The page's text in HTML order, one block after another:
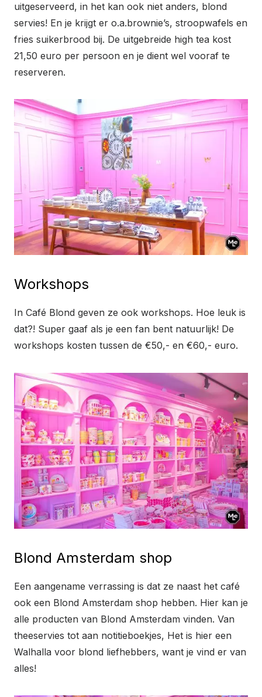
uitgeserveerd, in het kan ook niet anders, blond
servies! En je krijgt er o.a.brownie’s, stroopwafels en
fries suikerbrood bij. De uitgebreide high tea kost
21,50 euro per persoon en je dient wel vooraf te
reserveren.
Workshops
In Café Blond geven ze ook workshops. Hoe leuk is
dat?! Super gaaf als je een fan bent natuurlijk! De
workshops kosten tussen de €50,- en €60,- euro.
Blond Amsterdam shop
Een aangename verrassing is dat ze naast het café
ook een Blond Amsterdam shop hebben. Hier kan je
alle producten van Blond Amsterdam vinden. Van
theeservies tot aan notitieboekjes, Het is hier een
Walhalla voor blond liefhebbers, want je vind er van
alles!